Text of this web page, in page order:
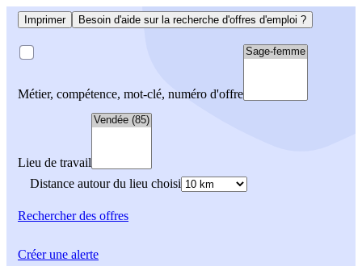
Imprimer Besoin d'aide sur la recherche d'offres d'emploi ?
Métier, compétence, mot-clé, numéro d'offre
Lieu de travail
Distance autour du lieu choisi
Rechercherdes offres
Créer une alerte